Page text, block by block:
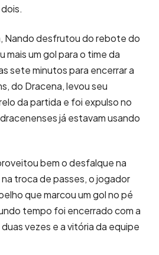
Nando desfrutou do rebote do
mais um gol para o time da
sete minutos para encerrar a
do Dracena, levou seu
da partida e foi expulso no
já estavam usando
bem o desfalque na
troca de passes, o jogador
que marcou um gol no pé
tempo foi encerrado com a
vezes e a vitória da equipe